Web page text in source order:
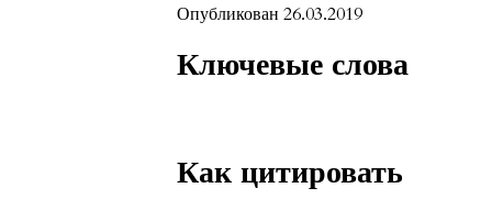
Опубликован 26.03.2019
Ключевые слова
Как цитировать